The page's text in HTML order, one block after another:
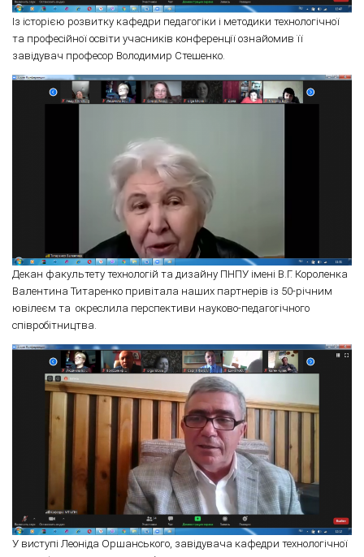
Із історією розвитку кафедри педагогіки і методики технологічної
та професійної освіти учасників конференції ознайомив її
завідувач професор Володимир Стешенко.
Декан факультету технологій та дизайну ПНПУ імені В.Г. Короленка
Валентина Титаренко привітала наших партнерів із 50-річним
ювілеєм та окреслила перспективи науково-педагогічного
співробітництва.
У виступі Леоніда Оршанського, завідувача кафедри технологічної